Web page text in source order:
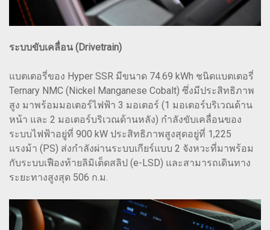
ระบบขับเคลื่อน (Drivetrain)
แบตเตอรี่ของ Hyper SSR มีขนาด 74.69 kWh ชนิดแบตเตอรี่
Ternary NMC (Nickel Manganese Cobalt) ซึ่งมีประสิทธิภาพ
สูง มาพร้อมมอเตอร์ไฟฟ้า 3 มอเตอร์ (1 มอเตอร์บริเวณด้าน
หน้า และ 2 มอเตอร์บริเวณด้านหลัง) กำลังขับเคลื่อนของ
ระบบไฟฟ้าอยู่ที่ 900 kW ประสิทธิภาพสูงสุดอยู่ที่ 1,225
แรงม้า (PS) ส่งกำลังผ่านระบบเกียร์แบบ 2 จังหวะที่มาพร้อม
กับระบบเฟืองท้ายลิมิเต็ดสลิป (e-LSD) และสามารถเดินทาง
ระยะทางสูงสุด 506 ก.ม.